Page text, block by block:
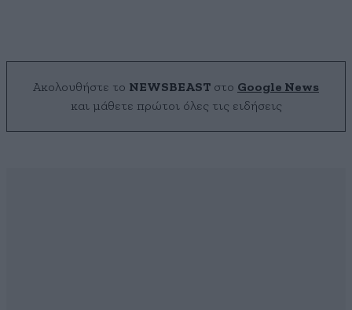
Ακολουθήστε το NEWSBEAST στο Google News
και μάθετε πρώτοι όλες τις ειδήσεις